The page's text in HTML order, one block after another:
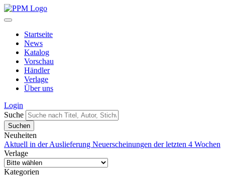
Startseite
News
Katalog
Vorschau
Händler
Verlage
Über uns
Login
Suche
Neuheiten
Aktuell in der Auslieferung Neuerscheinungen der letzten 4 Wochen
Verlage
Kategorien